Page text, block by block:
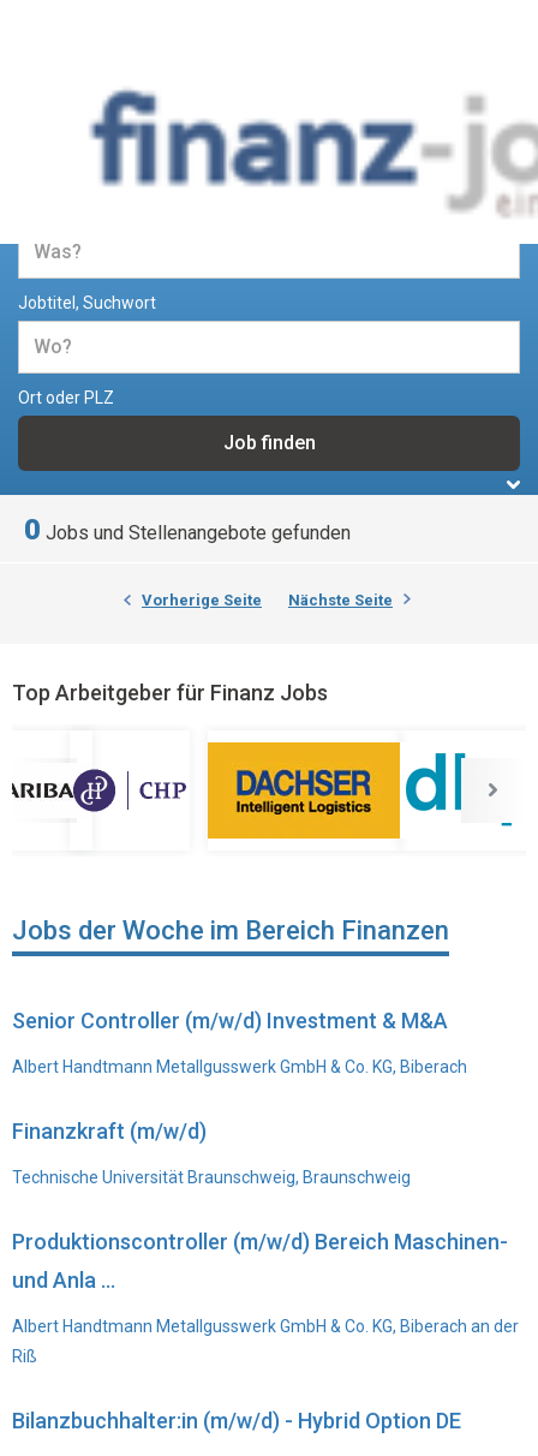
Jobs und Stellenangebote im
Bereich Finanzen
Jobtitel, Suchwort
Ort oder PLZ
0 Jobs und Stellenangebote gefunden
Vorherige Seite Nächste Seite
Top Arbeitgeber für Finanz Jobs
Jobs der Woche im Bereich Finanzen
Senior Controller (m/w/d) Investment & M&A
Albert Handtmann Metallgusswerk GmbH & Co. KG, Biberach
Finanzkraft (m/w/d)
Technische Universität Braunschweig, Braunschweig
Produktionscontroller (m/w/d) Bereich Maschinen-
und Anla ...
Albert Handtmann Metallgusswerk GmbH & Co. KG, Biberach an der
Riß
Bilanzbuchhalter:in (m/w/d) - Hybrid Option DE